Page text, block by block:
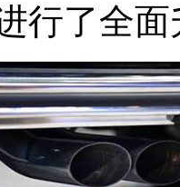
行了全面